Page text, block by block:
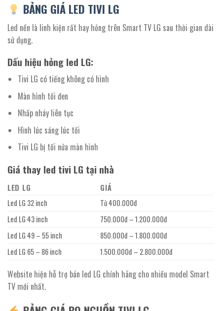
BẢNG GIÁ LED TIVI LG
Led nền là linh kiện rất hay hỏng trên Smart TV LG sau thời gian dài
sử dụng.
Dấu hiệu hỏng led LG:
Tivi LG có tiếng không có hình
Màn hình tối đen
Nhấp nháy liên tục
Hình lúc sáng lúc tối
Tivi LG bị tối nửa màn hình
Giá thay led tivi LG tại nhà
LED LG
GIÁ
Led LG 32 inch
Từ 400.000đ
Led LG 43 inch
750.000đ – 1.200.000đ
Led LG 49 – 55 inch
850.000đ – 1.800.000đ
Led LG 65 – 86 inch
1.500.000đ – 2.800.000đ
Website hiện hỗ trợ bán led LG chính hãng cho nhiều model Smart
TV mới nhất.